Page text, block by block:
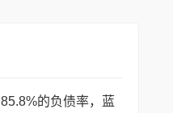
85.8%的负债率，蓝